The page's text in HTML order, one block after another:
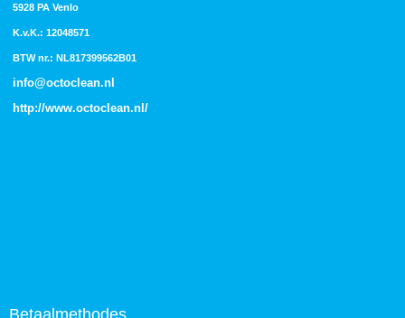
5928 PA Venlo
K.v.K.: 12048571
BTW nr.: NL817399562B01
info@octoclean.nl
http://www.octoclean.nl /
Betaalmethodes